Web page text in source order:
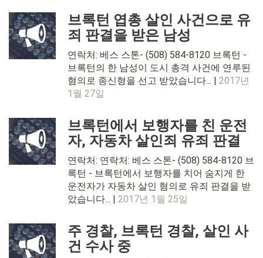
브록턴 엽총 살인 사건으로 유
죄 판결을 받은 남성
연락처: 베스 스톤- (508) 584-8120 브록턴 -
브록턴의 한 남성이 도시 총격 사건에 연루된
혐의로 종신형을 선고 받았습니다... | 2017년
1월 27일
브록턴에서 보행자를 친 운전
자, 자동차 살인죄 유죄 판결
연락처: 연락처: 베스 스톤- (508) 584-8120 브
록턴 - 브록턴에서 보행자를 치어 숨지게 한
운전자가 자동차 살인 혐의로 유죄 판결을 받
았습니다... | 2017년 1월 25일
주 경찰, 브록턴 경찰, 살인 사
건 수사 중